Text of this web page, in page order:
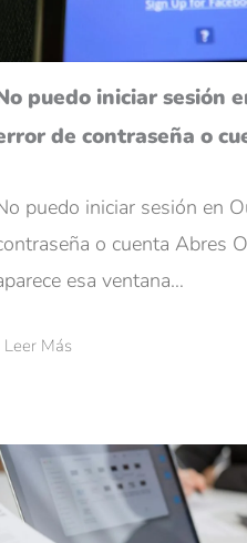
puedo iniciar sesión
de contraseña o
puedo iniciar sesión en
o cuenta Abres
esa ventana…
Leer Más